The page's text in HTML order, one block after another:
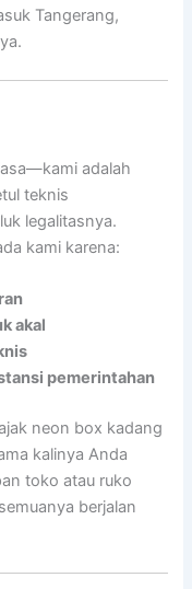
Tangerang,
adalah
teknis
legalitasnya.
kami karena:
akal
pemerintahan
neon box kadang
kalinya Anda
toko atau ruko
berjalan